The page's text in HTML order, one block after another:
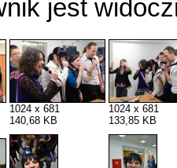
jest
1024 x 681
140,68 KB
1024 x 681
133,85 KB